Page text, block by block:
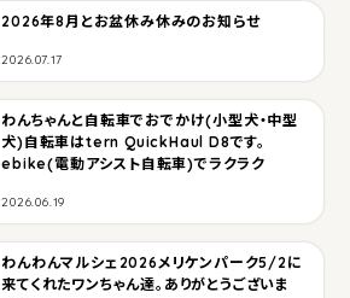
2026年8月とお盆休み休みのお知らせ
2026.07.17
わんちゃんと自転車でおでかけ(小型犬・中型
犬)自転車はtern QuickHaul D8です。
ebike(電動アシスト自転車)でラクラク
2026.06.19
わんわんマルシェ2026メリケンパーク5/2に
来てくれたワンちゃん達。ありがとうございま